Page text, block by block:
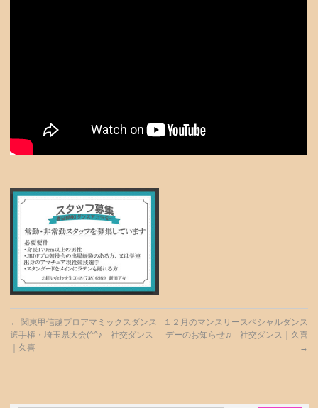
← 関東甲信越プロアマミックスダンス
選手権・埼玉県大会(^^♪ 社交ダンス
｜久喜
１２月のマンスリースペシャルダンス
デーのお知らせ♫ 社交ダンス｜久喜
→